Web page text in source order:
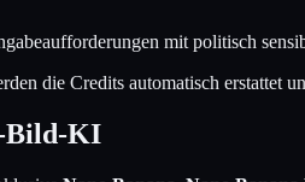
mit politisch
die Credits automatisch erstattet
Bild-KI